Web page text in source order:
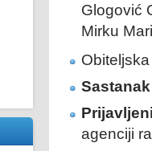
Glogović
Mirku
agenciji